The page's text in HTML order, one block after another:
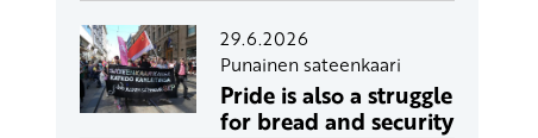
29.6.2026
Punainen sateenkaari
Pride is also a struggle
for bread and security